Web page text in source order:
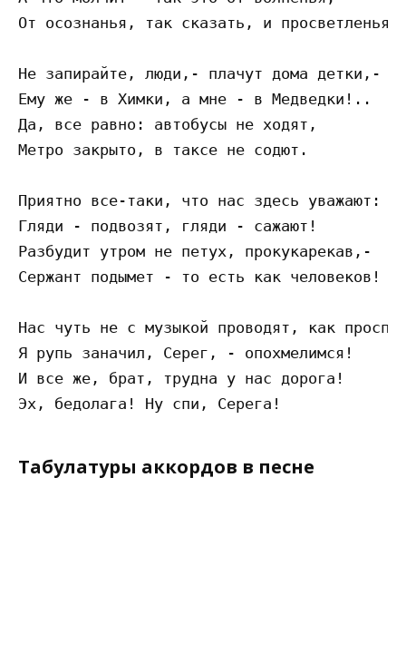
От осознанья, так сказать, и просветленья.
Не запирайте, люди,- плачут дома детки,-
Ему же - в Химки, а мне - в Медведки!..
Да, все равно: автобусы не ходят,
Метро закрыто, в таксе не содют.
Приятно все-таки, что нас здесь уважают:
Гляди - подвозят, гляди - сажают!
Разбудит утром не петух, прокукарекав,-
Сержант подымет - то есть как человеков!
Нас чуть не с музыкой проводят, как
Я рупь заначил, Серег, - опохмелимся!
И все же, брат, трудна у нас дорога!
Табулатуры аккордов в песне